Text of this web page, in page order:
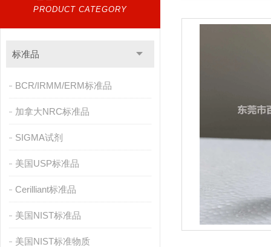
PRODUCT CATEGORY
标准品
BCR/IRMM/ERM标准品
加拿大NRC标准品
SIGMA试剂
美国USP标准品
Cerilliant标准品
美国NIST标准品
美国NIST标准物质